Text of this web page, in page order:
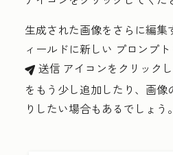
生成された画像をさらに編集
ィールドに新しい プロンプト
breezeSendIcon 送信 アイコンをクリックし
をもう少し追加したり、画像
りしたい場合もあるでしょう。